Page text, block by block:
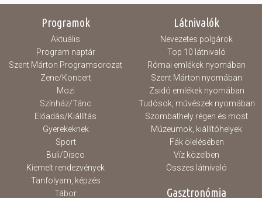
Programok
Aktuális
Program naptár
Szent Márton Programsorozat
Zene/Koncert
Mozi
Színház/Tánc
Előadás/Kiállítás
Gyerekeknek
Sport
Buli/Disco
Kiemelt rendezvények
Tanfolyam, képzés
Tábor
Látnivalók
Nevezetes polgárok
Top 10 látnivaló
Római emlékek nyomában
Szent Márton nyomában
Zsidó emlékek nyomában
Tudósok, művészek nyomában
Szombathely régen és most
Múzeumok, kiállítóhelyek
Fák ölelésében
Víz közelben
Összes látnivaló
Gasztronómia